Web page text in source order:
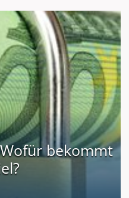
bekommt